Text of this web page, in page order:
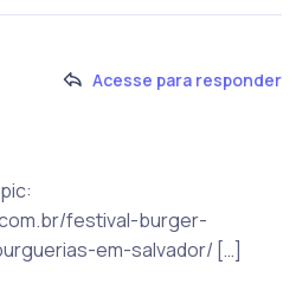
Acesse para responder
festival-burger-
em-salvador/ […]